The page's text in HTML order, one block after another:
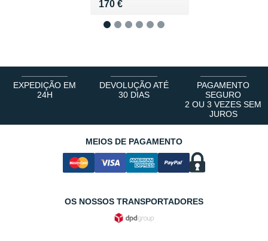
170 €
Vendu 170 €
EXPEDIÇÃO EM
24H
DEVOLUÇÃO ATÉ
30 DIAS
PAGAMENTO
SEGURO
2 OU 3 VEZES SEM
JUROS
MEIOS DE PAGAMENTO
OS NOSSOS TRANSPORTADORES